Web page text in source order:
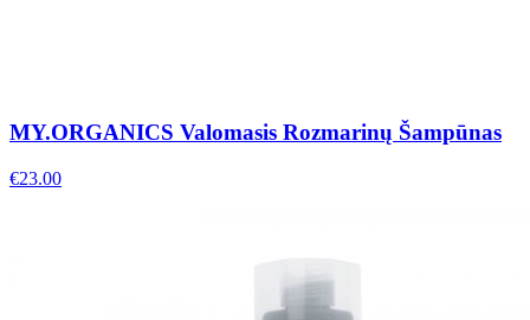
MY.ORGANICS Valomasis Rozmarinų Šampūnas
€23.00